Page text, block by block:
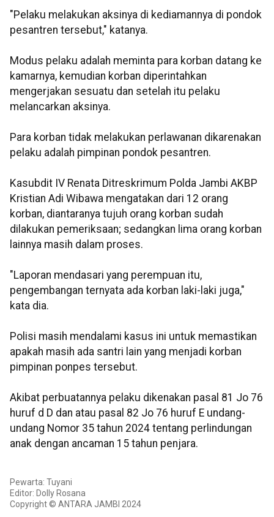
"Pelaku melakukan aksinya di kediamannya di pondok
pesantren tersebut," katanya.
Modus pelaku adalah meminta para korban datang ke
kamarnya, kemudian korban diperintahkan
mengerjakan sesuatu dan setelah itu pelaku
melancarkan aksinya.
Para korban tidak melakukan perlawanan dikarenakan
pelaku adalah pimpinan pondok pesantren.
Kasubdit IV Renata Ditreskrimum Polda Jambi AKBP
Kristian Adi Wibawa mengatakan dari 12 orang
korban, diantaranya tujuh orang korban sudah
dilakukan pemeriksaan; sedangkan lima orang korban
lainnya masih dalam proses.
"Laporan mendasari yang perempuan itu,
pengembangan ternyata ada korban laki-laki juga,"
kata dia.
Polisi masih mendalami kasus ini untuk memastikan
apakah masih ada santri lain yang menjadi korban
pimpinan ponpes tersebut.
Akibat perbuatannya pelaku dikenakan pasal 81 Jo 76
huruf d D dan atau pasal 82 Jo 76 huruf E undang-
undang Nomor 35 tahun 2024 tentang perlindungan
anak dengan ancaman 15 tahun penjara.
Pewarta: Tuyani
Editor: Dolly Rosana
Copyright © ANTARA JAMBI 2024